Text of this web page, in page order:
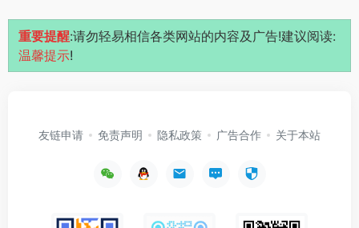
重要提醒:请勿轻易相信各类网站的内容及广告!建议阅读:
温馨提示!
友链申请 免责声明 隐私政策 广告合作 关于本站